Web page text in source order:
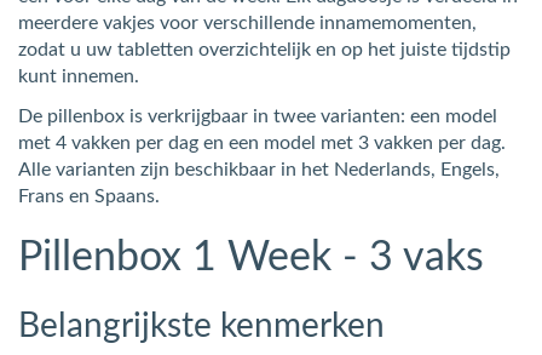
meerdere vakjes voor verschillende innamemomenten,
zodat u uw tabletten overzichtelijk en op het juiste tijdstip
kunt innemen.
De pillenbox is verkrijgbaar in twee varianten: een model
met 4 vakken per dag en een model met 3 vakken per dag.
Alle varianten zijn beschikbaar in het Nederlands, Engels,
Frans en Spaans.
Pillenbox 1 Week - 3 vaks
Belangrijkste kenmerken